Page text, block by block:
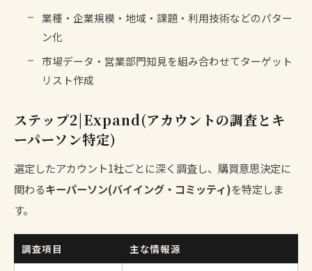
業種・企業規模・地域・課題・利用技術などのパター
ン化
市場データ・営業部門知見を組み合わせてターゲット
リスト作成
ステップ2|Expand(アカウントの調査とキ
ーパーソン特定)
選定したアカウント1社ごとに深く調査し、購買意思決定に
関わるキーパーソン(バイイング・コミッティ)を特定しま
す。
調査項目
主な情報源